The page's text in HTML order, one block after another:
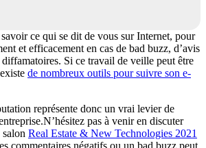
ce qui se dit de vous sur Internet, pour
et efficacement en cas de bad buzz, d’avis
Si ce travail de veille peut être
de nombreux outils pour suivre son e-
représente donc un vrai levier de
pas à venir en discuter
Real Estate & New Technologies 2021